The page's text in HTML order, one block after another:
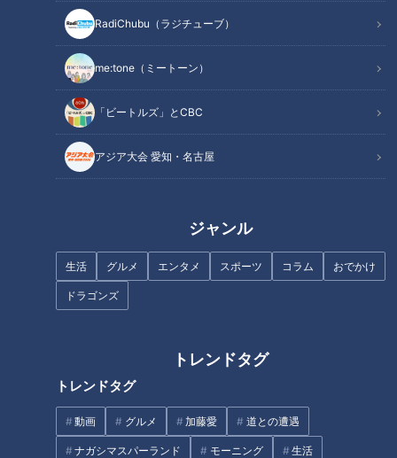
RadiChubu（ラジチューブ）
me:tone（ミートーン）
「ビートルズ」とCBC
アジア大会 愛知・名古屋
ジャンル
生活 グルメ エンタメ スポーツ コラム おでかけ
ドラゴンズ
トレンドタグ
トレンドタグ
動画 グルメ 加藤愛 道との遭遇
ナガシマスパーランド モーニング 生活
この記事を見たあなたへのおすすめ
「名古屋駅のパン屋さんランキ
パンへのこだわり
なぜ世界初の実店舗が東京では
numbuzin（ナンバーズイン）
が見据える日本市場のリアル
「その世界に没入できる」イル
現！「なばなの里」の裏側に密
「想像を絶する避難所生活だっ
から学ぶ“備え”とは